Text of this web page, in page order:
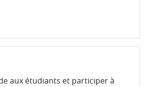
aux étudiants et participer à